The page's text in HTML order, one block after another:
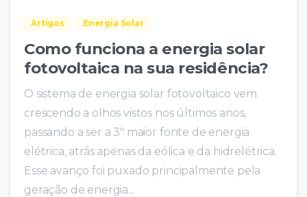
Artigos Energia Solar
Como funciona a energia solar
fotovoltaica na sua residência?
O sistema de energia solar fotovoltaico vem
crescendo a olhos vistos nos últimos anos,
passando a ser a 3º maior fonte de energia
elétrica, atrás apenas da eólica e da hidrelétrica.
Esse avanço foi puxado principalmente pela
geração de energia...